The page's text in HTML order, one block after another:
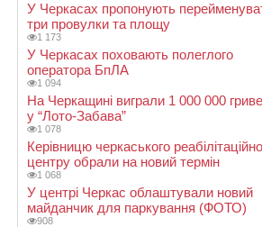
У Черкасах пропонують
три провулки та площу
1 173
У Черкасах поховають полеглого
оператора БпЛА
1 094
На Черкащині виграли 1 000 000
у “Лото-Забава”
1 078
Керівницю черкаського
центру обрали на новий термін
1 068
У центрі Черкас облаштували новий
майданчик для паркування (ФОТО)
908